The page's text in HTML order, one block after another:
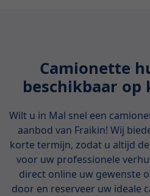
Camionette
beschikbaar
Wilt u in Mal snel een
aanbod van Fraikin! Wij
korte termijn, zodat u altijd
voor uw professionele
direct online uw gewenste
door en reserveer uw ideale